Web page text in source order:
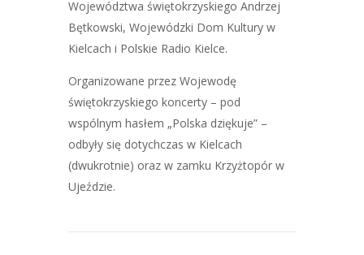
Województwa świętokrzyskiego Andrzej
Bętkowski, Wojewódzki Dom Kultury w
Kielcach i Polskie Radio Kielce.
Organizowane przez Wojewodę
świętokrzyskiego koncerty – pod
wspólnym hasłem „Polska dziękuje” –
odbyły się dotychczas w Kielcach
(dwukrotnie) oraz w zamku Krzyżtopór w
Ujeździe.